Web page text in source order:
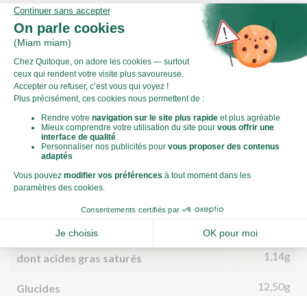
Comment couper une courgette en
rondelles ?
Valeurs nutritionnelles
Par personne Pour 100g
Matières grasses
dont acides gras saturés 1,14g
Glucides 12,50g